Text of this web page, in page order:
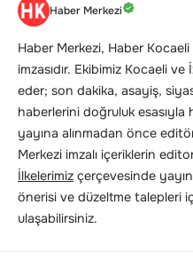
Haber Merkezi
Haber Merkezi, Haber
imzasıdır. Ekibimiz Kocaeli
eder; son dakika, asayiş,
haberlerini doğruluk esasıyla
yayına alınmadan önce
Merkezi imzalı içeriklerin
İlkelerimiz çerçevesinde
önerisi ve düzeltme talepleri
ulaşabilirsiniz.